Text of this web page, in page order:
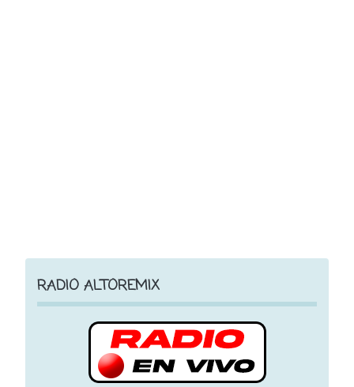
RADIO ALTOREMIX